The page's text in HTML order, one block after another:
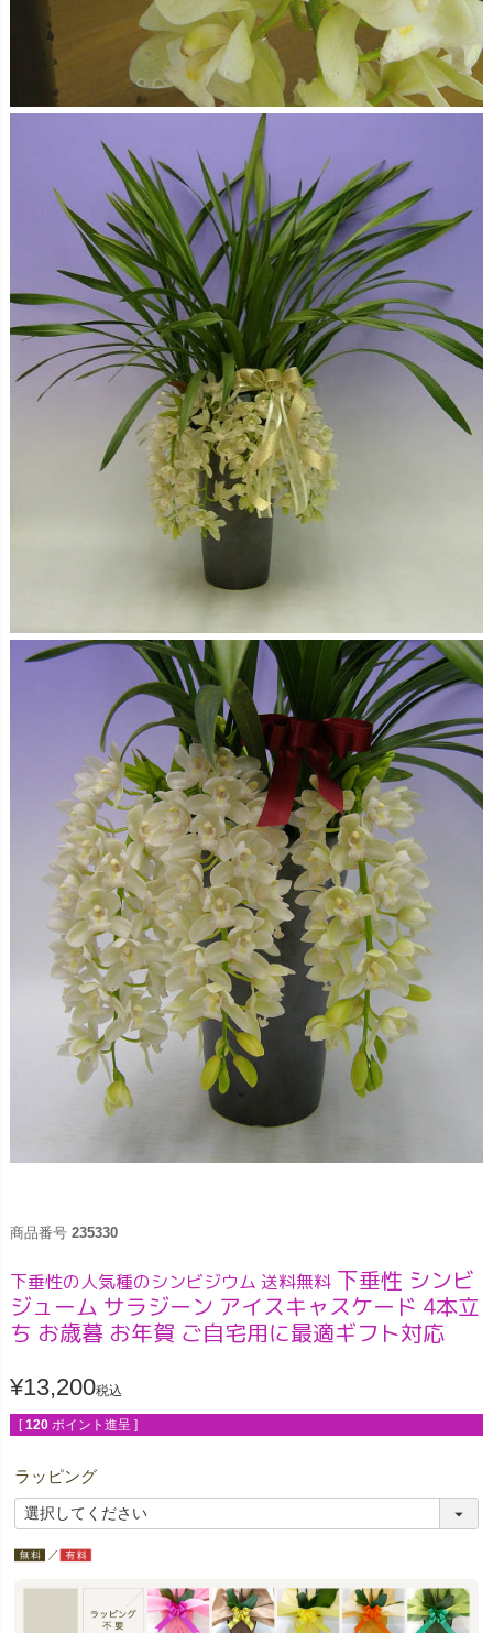
商品番号 235330
下垂性の人気種のシンビジウム 送料無料 下垂性 シンビ
ジューム サラジーン アイスキャスケード 4本立
ち お歳暮 お年賀 ご自宅用に最適ギフト対応
¥13,200税込
[ 120 ポイント進呈 ]
ラッピング